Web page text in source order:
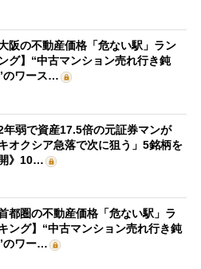
大阪の不動産価格「危ない駅」ラン
グ】“中古マンション売れ行き鈍
のワース…
2年弱で資産17.5倍の元証券マンが
キオクシア急落で次に狙う」5銘柄を
》10…
首都圏の不動産価格「危ない駅」ラ
ング】“中古マンション売れ行き鈍
のワー…